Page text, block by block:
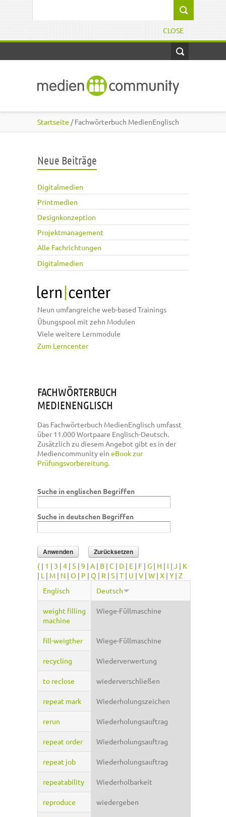
CLOSE
Startseite / Fachwörterbuch MedienEnglisch
Neue Beiträge
Digitalmedien
Printmedien
Designkonzeption
Projektmanagement
Alle Fachrichtungen
Digitalmedien
Neun umfangreiche web-based Trainings
Übungspool mit zehn Modulen
Viele weitere Lernmodule
Zum Lerncenter
FACHWÖRTERBUCH
MEDIENENGLISCH
Das Fachwörterbuch MedienEnglisch umfasst
über 11.000 Wortpaare Englisch-Deutsch.
Zusätzlich zu diesem Angebot gibt es in der
Mediencommunity ein eBook zur
Prüfungsvorbereitung.
Suche in englischen Begriffen
Suche in deutschen Begriffen
( | 1 | 3 | 4 | 5 | 9 | A | B | C | D | E | F | G | H | I | J | K
| L | M | N | O | P | Q | R | S | T | U | V | W | X | Y | Z
Englisch
Deutsch
weight filling
machine
Wiege-Füllmaschine
fill-weigther Wiege-Füllmaschine
recycling Wiederverwertung
to reclose wiederverschließen
repeat mark Wiederholungszeichen
rerun Wiederholungsauftrag
repeat order Wiederholungsauftrag
repeat job Wiederholungsauftrag
repeatability Wiederholbarkeit
reproduce wiedergeben